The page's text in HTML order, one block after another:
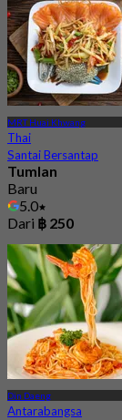
MRT Huai Khwang
Thai
Santai Bersantap
Tumlan
Baru
5.0
Dari ฿ 250
Din Daeng
Antarabangsa